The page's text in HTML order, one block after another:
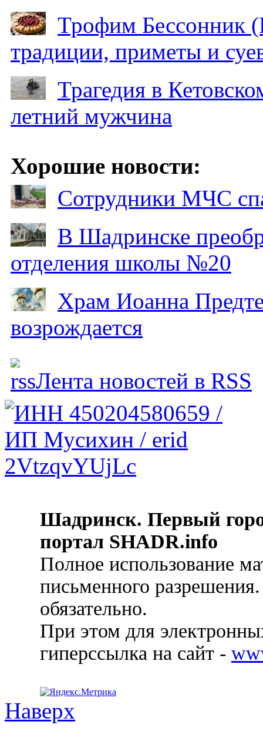
Трофим Бессонник
традиции, приметы и
Трагедия в
летний мужчина
Хорошие новости:
Сотрудники МЧС
В Шадринске
отделения школы №20
Храм Иоанна
возрождается
Лента новостей в RSS
Шадринск. Первый
портал SHADR.info
Полное использование
письменного
обязательно.
При этом для
гиперссылка на сайт -
Наверх